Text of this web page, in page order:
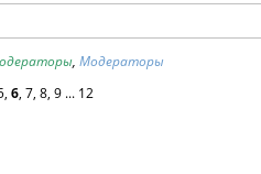
, Модераторы
, 6, 7, 8, 9 ... 12